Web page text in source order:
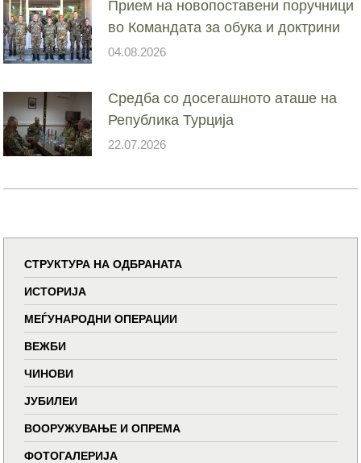
Прием на новопоставени поручници
во Командата за обука и доктрини
04.08.2026
Средба со досегашното аташе на
Република Турција
22.07.2026
СТРУКТУРА НА ОДБРАНАТА
ИСТОРИЈА
МЕЃУНАРОДНИ ОПЕРАЦИИ
ВЕЖБИ
ЧИНОВИ
ЈУБИЛЕИ
ВООРУЖУВАЊЕ И ОПРЕМА
ФОТОГАЛЕРИЈА